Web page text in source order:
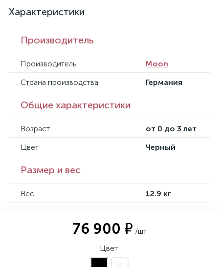
Характеристики
Производитель
Производитель
Moon
Страна производства
Германия
Общие характеристики
Возраст
от 0 до 3 лет
Цвет
Черный
Размер и вес
Вес 12.9 кг
76 900 ₽ /шт
Цвет